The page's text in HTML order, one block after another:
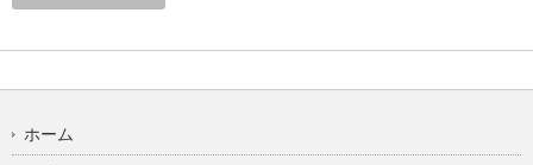
ホーム